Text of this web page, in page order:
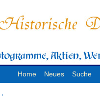
Home Neues Suche